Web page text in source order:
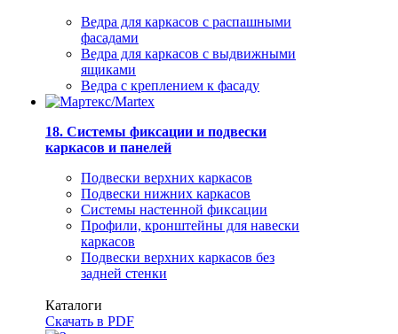
Ведра для каркасов с распашными
фасадами
Ведра для каркасов с выдвижными
ящиками
Ведра с креплением к фасаду
18. Системы фиксации и подвески
каркасов и панелей
Подвески верхних каркасов
Подвески нижних каркасов
Системы настенной фиксации
Профили, кронштейны для навески
каркасов
Подвески верхних каркасов без
задней стенки
Каталоги
Скачать в PDF